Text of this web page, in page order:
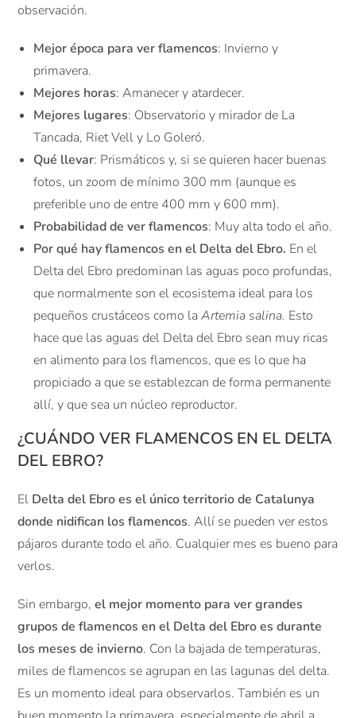
observación.
Mejor época para ver flamencos: Invierno y
primavera.
Mejores horas: Amanecer y atardecer.
Mejores lugares: Observatorio y mirador de La
Tancada, Riet Vell y Lo Goleró.
Qué llevar: Prismáticos y, si se quieren hacer buenas
fotos, un zoom de mínimo 300 mm (aunque es
preferible uno de entre 400 mm y 600 mm).
Probabilidad de ver flamencos: Muy alta todo el año.
Por qué hay flamencos en el Delta del Ebro. En el
Delta del Ebro predominan las aguas poco profundas,
que normalmente son el ecosistema ideal para los
pequeños crustáceos como laArtemia salina. Esto
hace que las aguas del Delta del Ebro sean muy ricas
en alimento para los flamencos, que es lo que ha
propiciado a que se establezcan de forma permanente
allí, y que sea un núcleo reproductor.
¿CUÁNDO VER FLAMENCOS EN EL DELTA
DEL EBRO?
El Delta del Ebro es el único territorio de Catalunya
donde nidifican los flamencos. Allí se pueden ver estos
pájaros durante todo el año. Cualquier mes es bueno para
verlos.
Sin embargo,el mejor momento para ver grandes
grupos de flamencos en el Delta del Ebro es durante
los meses de invierno. Con la bajada de temperaturas,
miles de flamencos se agrupan en las lagunas del delta.
Es un momento ideal para observarlos. También es un